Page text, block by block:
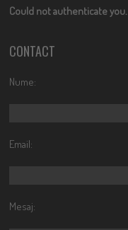
Could not authenticate you.
CONTACT
Nume:
Email:
Mesaj: